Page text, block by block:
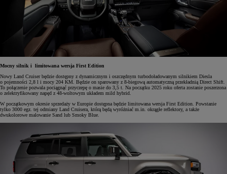
Mocny silnik i
limitowana wersja First Edition
Nowy Land Cruiser będzie dostępny z dynamicznym i oszczędnym turbodoładowanym silnikiem Diesla
o pojemności 2,8 l i mocy 204 KM. Będzie on sparowany z 8-biegową automatyczną przekładnią Direct Shift.
To połączenie pozwala pociągnąć przyczepę o masie do 3,5 t. Na początku 2025 roku oferta zostanie poszerzona
o zelektryfikowany napęd z 48-woltowym układem mild hybrid.
W początkowym okresie sprzedaży w Europie dostępna będzie limitowana wersja First Edition. Powstanie
tylko 3000 egz. tej odmiany Land Cruisera, którą będą wyróżniać m.in. okrągłe reflektory, a także
dwukolorowe malowanie Sand lub Smoky Blue.